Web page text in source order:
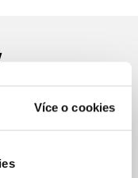
Více o cookies
zboží je výhodná
našich e-
osobních údajů
Přihlásit se